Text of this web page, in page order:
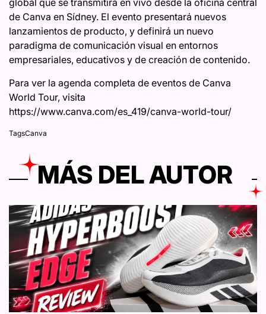
de Canva en Sídney. El evento presentará nuevos
lanzamientos de producto, y definirá un nuevo
paradigma de comunicación visual en entornos
empresariales, educativos y de creación de contenido.
Para ver la agenda completa de eventos de Canva
World Tour, visita
https://www.canva.com/es_419/canva-world-tour/
TagsCanva
MÁS DEL AUTOR